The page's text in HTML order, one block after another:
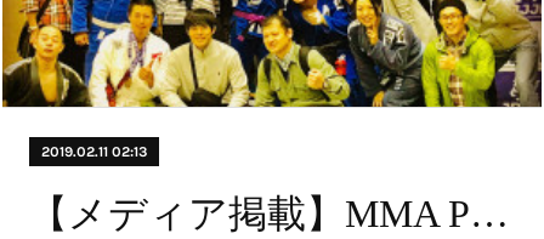
2019.02.11 02:13
【メディア掲載】MMA PLANET